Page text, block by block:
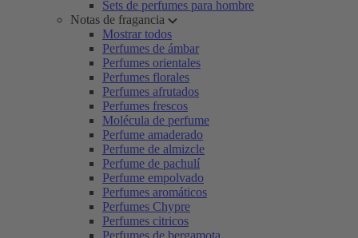
Sets de perfumes para hombre
Notas de fragancia
Mostrar todos
Perfumes de ámbar
Perfumes orientales
Perfumes florales
Perfumes afrutados
Perfumes frescos
Molécula de perfume
Perfume amaderado
Perfume de almizcle
Perfume de pachulí
Perfume empolvado
Perfumes aromáticos
Perfumes Chypre
Perfumes citricos
Perfumes de bergamota